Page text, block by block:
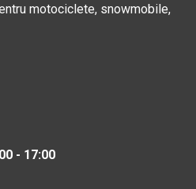
motociclete, snowmobile,
- 17:00